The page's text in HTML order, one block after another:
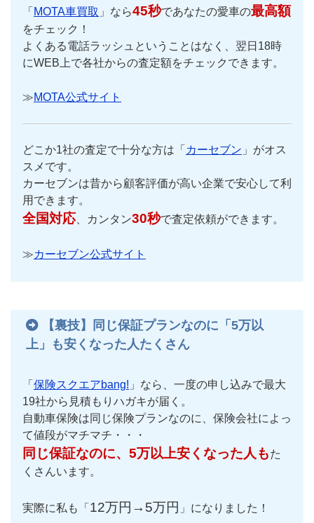
「 MOTA車買取 」なら45秒であなたの愛車の最高額
をチェック！
よくある電話ラッシュということはなく、翌日18時
にWEB上で各社からの査定額をチェックできます。
≫MOTA公式サイト
どこか1社の査定で十分な方は「 カーセブン 」がオス
スメです。
カーセブンは昔から顧客評価が高い企業で安心して利
用できます。
全国対応、カンタン30秒で査定依頼ができます。
≫カーセブン公式サイト
【裏技】同じ保証プランなのに「5万以
上」も安くなった人たくさん
「 保険スクエアbang! 」なら、一度の申し込みで最大
19社から見積もりハガキが届く。
自動車保険は同じ保険プランなのに、保険会社によっ
て値段がマチマチ・・・
同じ保証なのに、5万以上安くなった人もた
くさんいます。
実際に私も「 12万円→5万円 」になりました！